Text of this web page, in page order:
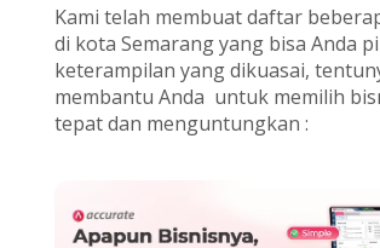
Kami telah membuat daftar
di kota Semarang yang bisa Anda
keterampilan yang dikuasai,
membantu Anda untuk memilih
tepat dan menguntungkan :